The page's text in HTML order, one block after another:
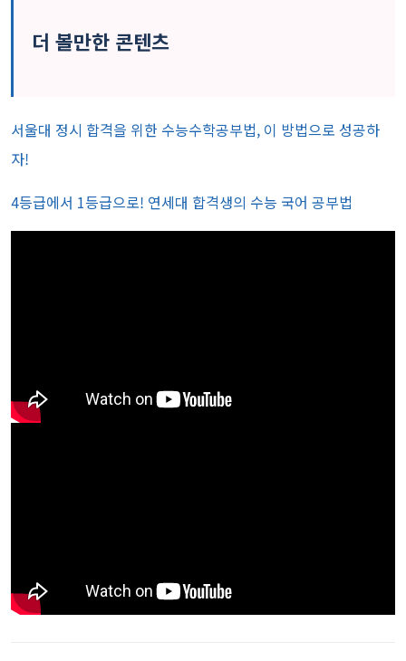
더 볼만한 콘텐츠
서울대 정시 합격을 위한 수능수학공부법, 이 방법으로 성공하
자!
4등급에서 1등급으로! 연세대 합격생의 수능 국어 공부법